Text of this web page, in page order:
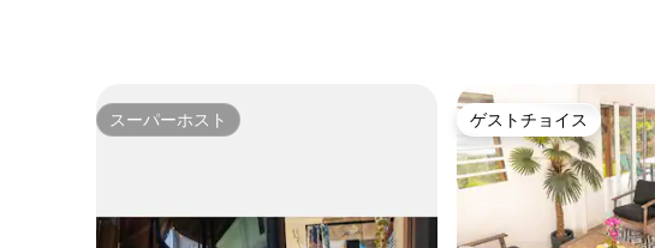
スーパーホスト
スーパーホスト ゲストチョイス
ゲストチョイス